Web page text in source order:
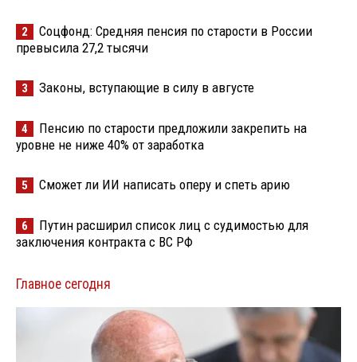
2
Соцфонд: Средняя пенсия по старости в России
превысила 27,2 тысячи
3 Законы, вступающие в силу в августе
4
Пенсию по старости предложили закрепить на
уровне не ниже 40% от заработка
5 Сможет ли ИИ написать оперу и спеть арию
6
Путин расширил список лиц с судимостью для
заключения контракта с ВС РФ
Главное сегодня